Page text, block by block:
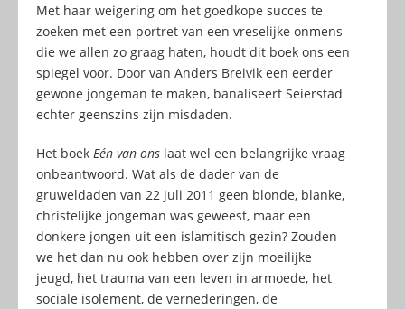
Met haar weigering om het goedkope succes te
zoeken met een portret van een vreselijke onmens
die we allen zo graag haten, houdt dit boek ons een
spiegel voor. Door van Anders Breivik een eerder
gewone jongeman te maken, banaliseert Seierstad
echter geenszins zijn misdaden.
Het boek Eén van ons laat wel een belangrijke vraag
onbeantwoord. Wat als de dader van de
gruweldaden van 22 juli 2011 geen blonde, blanke,
christelijke jongeman was geweest, maar een
donkere jongen uit een islamitisch gezin? Zouden
we het dan nu ook hebben over zijn moeilijke
jeugd, het trauma van een leven in armoede, het
sociale isolement, de vernederingen, de